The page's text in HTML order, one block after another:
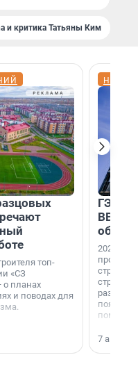
и критика Татьяны Ким
топ-
«СЗ
о планах
и поводах для
ГЭС,
ВВП: в
об
2026-й —
раз. В
7